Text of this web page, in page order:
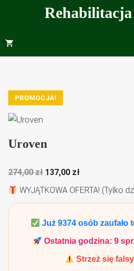
PROMOCJA!
Uroven
274,00zł Pierwotna
cena
137,00 złAktualna
cena
wynosi:
WYJĄTKOWA OFERTA! (Tylko
Już9374 osób zaufało
Ostatnia godzina: 9
Strzeż się